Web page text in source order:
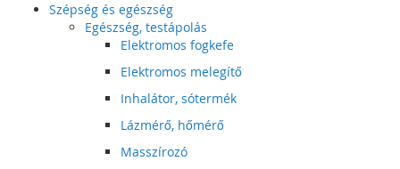
Szépség és egészség
Egészség, testápolás
Elektromos fogkefe
Elektromos melegítő
Inhalátor, sótermék
Lázmérő, hőmérő
Masszírozó